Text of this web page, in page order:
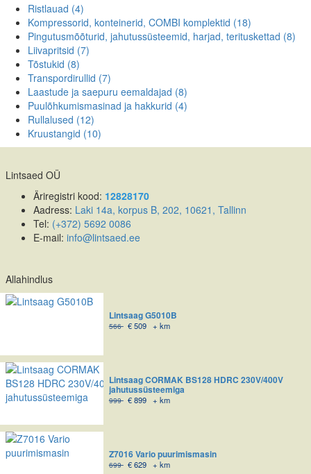
Ristlauad (4)
Kompressorid, konteinerid, COMBI komplektid (18)
Pingutusmõõturid, jahutussüsteemid, harjad, terituskettad (8)
Liivapritsid (7)
Tõstukid (8)
Transpordirullid (7)
Laastude ja saepuru eemaldajad (8)
Puulõhkumismasinad ja hakkurid (4)
Rullalused (12)
Kruustangid (10)
Lintsaed OÜ
Äriregistri kood: 12828170
Aadress: Laki 14a, korpus B, 202, 10621, Tallinn
Tel: (+372) 5692 0086
E-mail: info@lintsaed.ee
Allahindlus
Lintsaag G5010B
566 €509 + km
Lintsaag CORMAK BS128 HDRC 230V/400V
jahutussüsteemiga
999 €899 + km
Z7016 Vario puurimismasin
699 €629 + km